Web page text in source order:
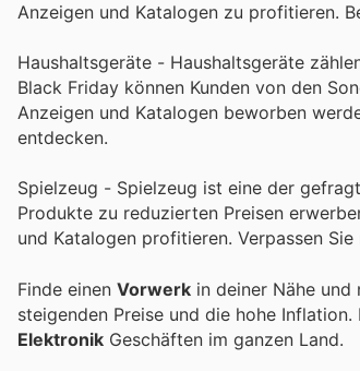
Anzeigen und Katalogen zu profitieren.
Haushaltsgeräte - Haushaltsgeräte
Black Friday können Kunden von den
Anzeigen und Katalogen beworben
entdecken.
Spielzeug - Spielzeug ist eine der
Produkte zu reduzierten Preisen
und Katalogen profitieren. Verpassen
Finde einen Vorwerk in deiner Nähe
steigenden Preise und die hohe Inflation.
Elektronik Geschäften im ganzen Land.